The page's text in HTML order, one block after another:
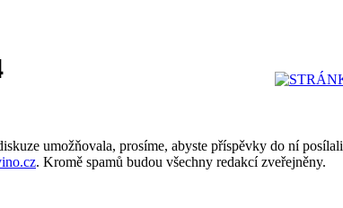
umožňovala, prosíme, abyste příspěvky do ní posílali
. Kromě spamů budou všechny redakcí zveřejněny.